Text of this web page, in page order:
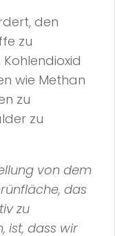
den
zu
wie Methan
zu
zu
von dem
das
zu
ist, dass wir